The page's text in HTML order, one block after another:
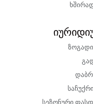
სეზონური